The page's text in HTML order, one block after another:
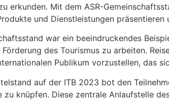
erkunden. Mit dem ASR-
und Dienstleistungen
war ein beeindruckendes
des Tourismus zu arbeiten.
Publikum vorzustellen, das
auf der ITB 2023 bot den
zu knüpfen. Diese zentrale Anlaufstelle